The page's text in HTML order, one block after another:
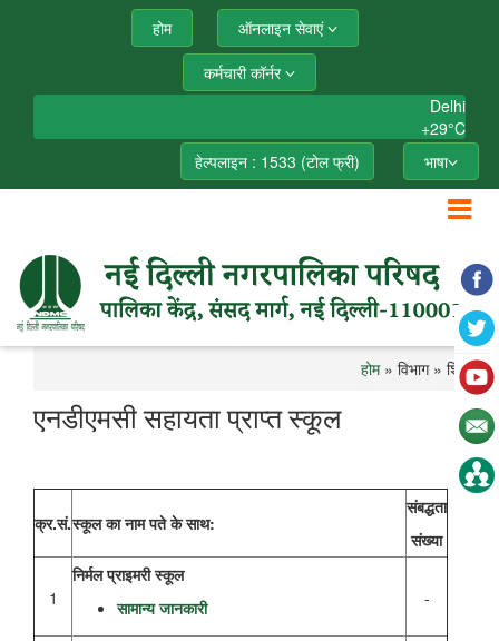
होम
ऑनलाइन सेवाएं
कर्मचारी कॉर्नर
Delhi
+29°C
हेल्पलाइन : 1533 (टोल फ्री)
भाषा
होम» विभाग » शिक्षा
एनडीएमसी सहायता प्राप्त स्कूल
क्र.सं.स्कूल का नाम पते के साथ:
संबद्धता
संख्या
1
निर्मल प्राइमरी स्कूल
सामान्य जानकारी
-